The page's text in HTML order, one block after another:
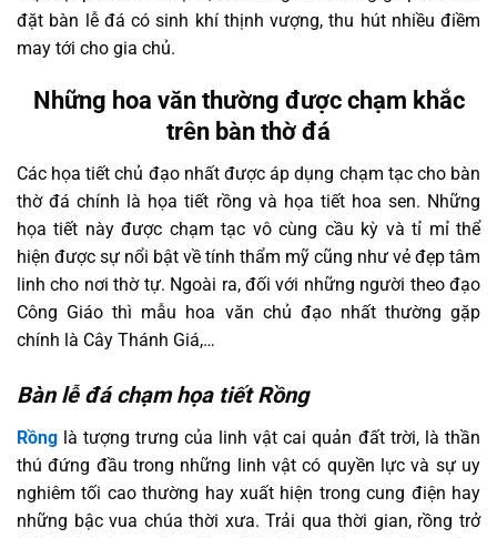
đặt bàn lễ đá có sinh khí thịnh vượng, thu hút nhiều điềm
may tới cho gia chủ.
Những hoa văn thường được chạm khắc
trên bàn thờ đá
Các họa tiết chủ đạo nhất được áp dụng chạm tạc cho bàn
thờ đá chính là họa tiết rồng và họa tiết hoa sen. Những
họa tiết này được chạm tạc vô cùng cầu kỳ và tỉ mỉ thể
hiện được sự nổi bật về tính thẩm mỹ cũng như vẻ đẹp tâm
linh cho nơi thờ tự. Ngoài ra, đối với những người theo đạo
Công Giáo thì mẫu hoa văn chủ đạo nhất thường gặp
chính là Cây Thánh Giá,…
Bàn lễ đá chạm họa tiết Rồng
Rồng là tượng trưng của linh vật cai quản đất trời, là thần
thú đứng đầu trong những linh vật có quyền lực và sự uy
nghiêm tối cao thường hay xuất hiện trong cung điện hay
những bậc vua chúa thời xưa. Trải qua thời gian, rồng trở